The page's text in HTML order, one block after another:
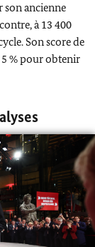
son ancienne
à 13 400
Son score de
5 % pour obtenir